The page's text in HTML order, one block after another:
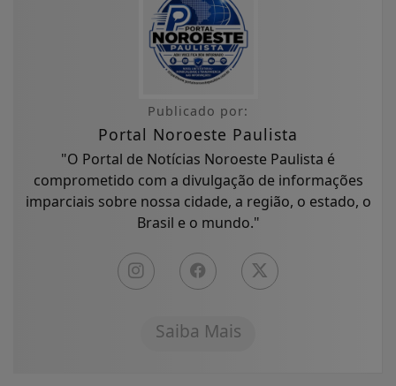
Publicado por:
Portal Noroeste Paulista
"O Portal de Notícias Noroeste Paulista é
comprometido com a divulgação de informações
imparciais sobre nossa cidade, a região, o estado, o
Brasil e o mundo."
Saiba Mais